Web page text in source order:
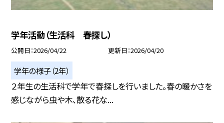
学年活動（生活科 春探し）
公開日 2026/04/22 更新日 2026/04/20
学年の様子（2年）
２年生の生活科で学年で春探しを行いました。春の暖かさを
感じながら虫や木、散る花な...